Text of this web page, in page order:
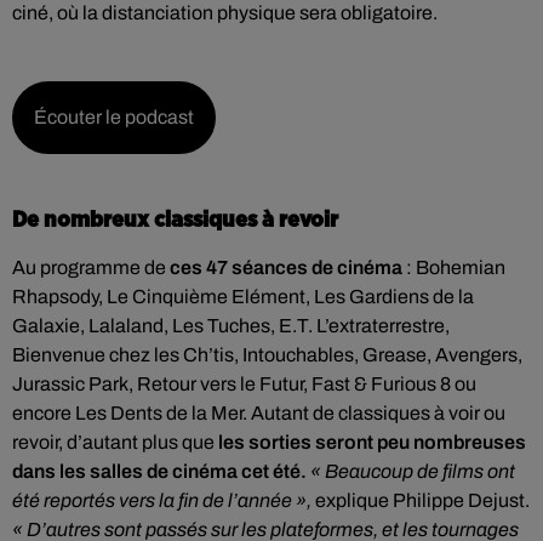
ciné, où la distanciation physique sera obligatoire.
Écouter le podcast
De nombreux classiques à revoir
Au programme de ces 47 séances de cinéma : Bohemian
Rhapsody, Le Cinquième Elément, Les Gardiens de la
Galaxie, Lalaland, Les Tuches, E.T. L’extraterrestre,
Bienvenue chez les Ch’tis, Intouchables, Grease, Avengers,
Jurassic Park, Retour vers le Futur, Fast & Furious 8 ou
encore Les Dents de la Mer. Autant de classiques à voir ou
revoir, d’autant plus que les sorties seront peu nombreuses
dans les salles de cinéma cet été. « Beaucoup de films ont
été reportés vers la fin de l’année », explique Philippe Dejust.
« D’autres sont passés sur les plateformes, et les tournages